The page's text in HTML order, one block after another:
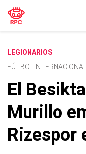
LEGIONARIOS
FÚTBOL INTERNACIONAL
El
Murillo
Rizespor